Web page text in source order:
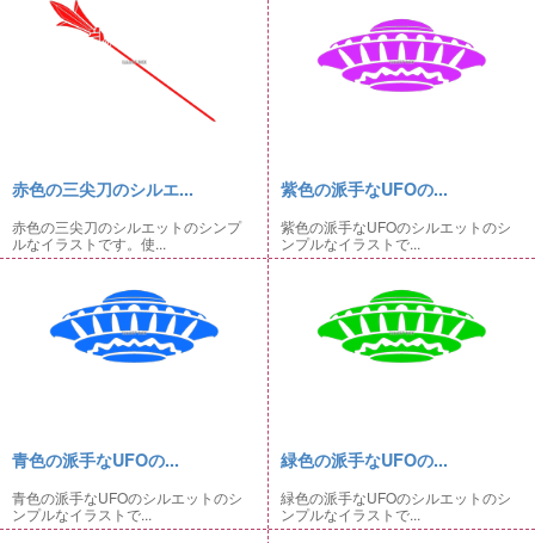
赤色の三尖刀のシルエ...
赤色の三尖刀のシルエットのシンプ
ルなイラストです。使...
紫色の派手なUFOの...
紫色の派手なUFOのシルエットのシ
ンプルなイラストで...
青色の派手なUFOの...
青色の派手なUFOのシルエットのシ
ンプルなイラストで...
緑色の派手なUFOの...
緑色の派手なUFOのシルエットのシ
ンプルなイラストで...